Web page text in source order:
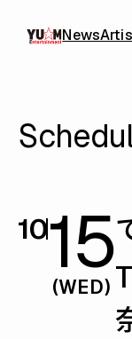
News
1015
(WED)